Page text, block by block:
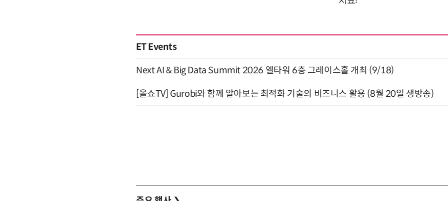
ET Events
Next AI & Big Data Summit 2026 엘타워 6층 그레이스홀 개최 (9/18)
[올쇼TV] Gurobi와 함께 알아보는 최적화 기술의 비즈니스 활용 (8월 20일 생방송)